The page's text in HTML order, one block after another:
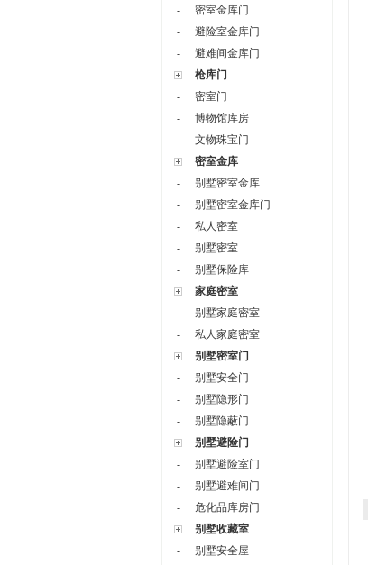
-
密室金库门
-
避险室金库门
-
避难间金库门
枪库门
-
密室门
-
博物馆库房
-
文物珠宝门
密室金库
-
别墅密室金库
-
别墅密室金库门
-
私人密室
-
别墅密室
-
别墅保险库
家庭密室
-
别墅家庭密室
-
私人家庭密室
别墅密室门
-
别墅安全门
-
别墅隐形门
-
别墅隐蔽门
别墅避险门
-
别墅避险室门
-
别墅避难间门
-
危化品库房门
别墅收藏室
-
别墅安全屋